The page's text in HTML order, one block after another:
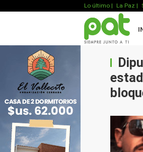
Lo último | La Paz |